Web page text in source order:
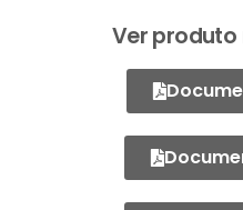
Ver produto